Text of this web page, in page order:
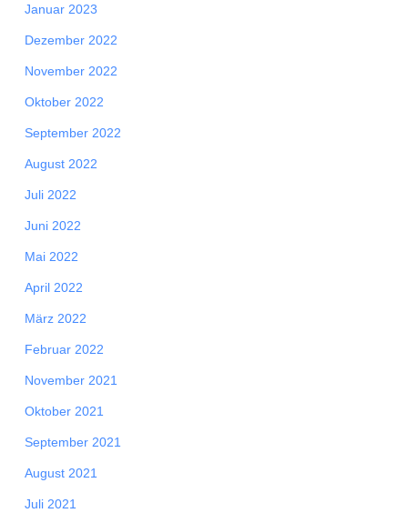
Januar 2023
Dezember 2022
November 2022
Oktober 2022
September 2022
August 2022
Juli 2022
Juni 2022
Mai 2022
April 2022
März 2022
Februar 2022
November 2021
Oktober 2021
September 2021
August 2021
Juli 2021